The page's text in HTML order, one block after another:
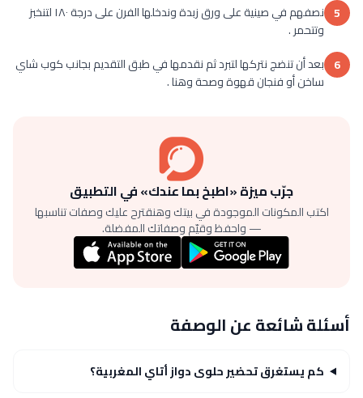
5
نصفهم في صينية على ورق زبدة وندخلها الفرن على درجة ١٨٠ لتنخبز
وتتحمر .
6 بعد أن تنضج نتركها لتبرد ثم نقدمها في طبق التقديم بجانب كوب شاي
ساخن أو فنجان قهوة وصحة وهنا .
جرّب ميزة «اطبخ بما عندك» في التطبيق
اكتب المكونات الموجودة في بيتك وهنقترح عليك وصفات تناسبها
— واحفظ وقيّم وصفاتك المفضلة.
أسئلة شائعة عن الوصفة
كم يستغرق تحضير حلوى دواز أتاي المغربية؟